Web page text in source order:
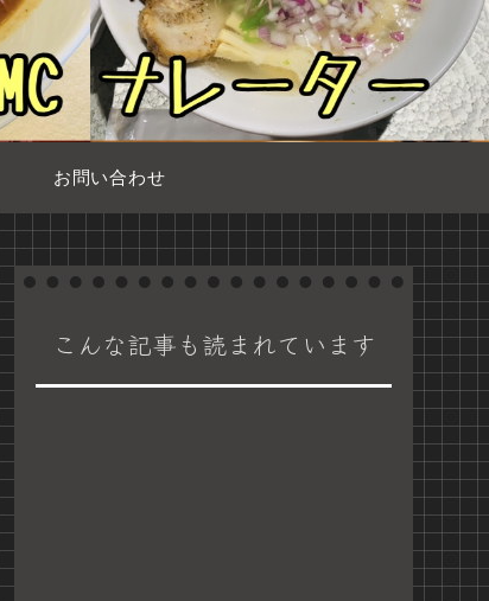
お問い合わせ
こんな記事も読まれています